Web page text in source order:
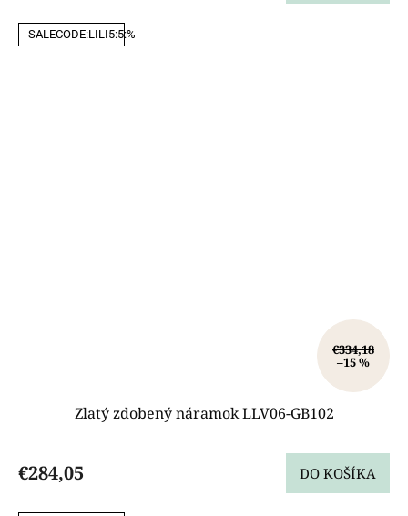
SALECODE:LILI5:5:%
€334,18
–15 %
Zlatý zdobený náramok LLV06-GB102
€284,05 DO KOŠÍKA